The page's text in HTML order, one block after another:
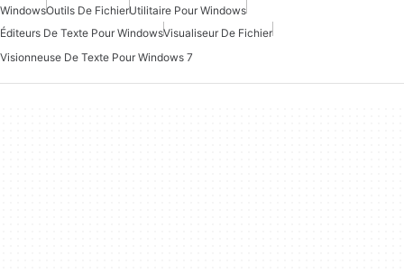
WindowsOutils De FichierUtilitaire Pour Windows
Éditeurs De Texte Pour WindowsVisualiseur De Fichier
Visionneuse De Texte Pour Windows 7